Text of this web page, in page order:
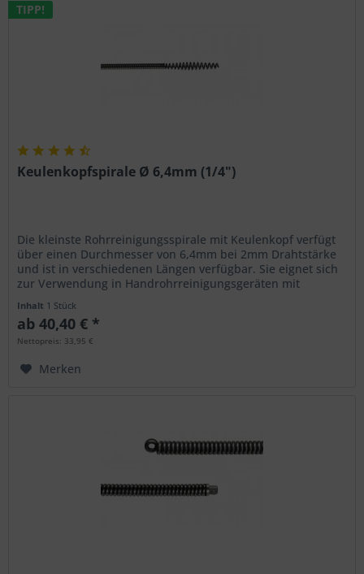
TIPP!
Keulenkopfspirale Ø 6,4mm (1/4")
Die kleinste Rohrreinigungsspirale mit Keulenkopf verfügt
über einen Durchmesser von 6,4mm bei 2mm Drahtstärke
und ist in verschiedenen Längen verfügbar. Sie eignet sich
zur Verwendung in Handrohrreinigungsgeräten mit
Inhalt 1 Stück
ab 40,40 € *
Nettopreis: 33,95 €
Merken